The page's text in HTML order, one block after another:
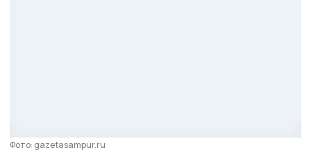
Фото: gazetasampur.ru